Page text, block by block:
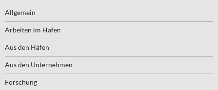
Allgemein
Arbeiten im Hafen
Aus den Häfen
Aus den Unternehmen
Forschung